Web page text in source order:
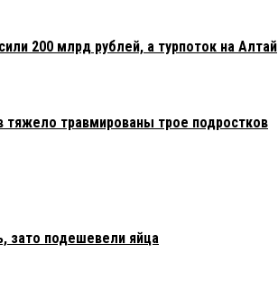
200 млрд рублей, а турпоток на Алтай
тяжело травмированы трое подростков
зато подешевели яйца